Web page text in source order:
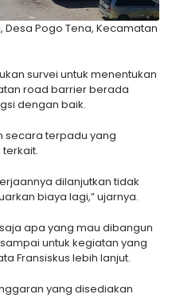
Desa Pogo Tena, Kecamatan
survei untuk menentukan
road barrier berada
dengan baik.
secara terpadu yang
dilanjutkan tidak
biaya lagi,” ujarnya.
apa yang mau dibangun
untuk kegiatan yang
Fransiskus lebih lanjut.
yang disediakan